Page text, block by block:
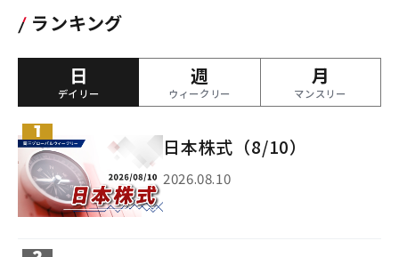
ランキング
日
デイリー
週
ウィークリー
月
マンスリー
日本株式（8/10）
2026.08.10